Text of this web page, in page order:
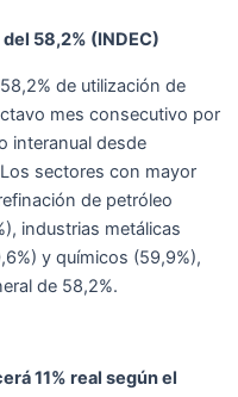
58,2% (INDEC)
de utilización de
mes consecutivo por
interanual desde
sectores con mayor
de petróleo
industrias metálicas
y químicos (59,9%),
de 58,2%.
11% real según el